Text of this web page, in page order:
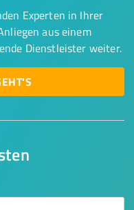
Experten in Ihrer
aus einem
Dienstleister weiter.